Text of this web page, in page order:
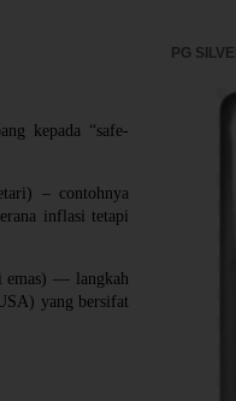
kepada “safe-
– contohnya
inflasi tetapi
emas) — langkah
yang bersifat
PG